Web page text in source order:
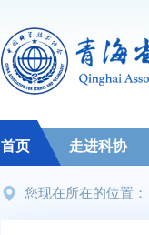
首页 走进科协
您现在所在的位置：